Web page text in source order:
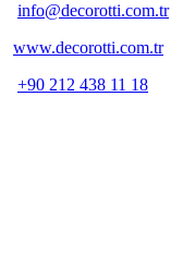
info@decorotti.com.tr
www.decorotti.com.tr
+90 212 438 11 18